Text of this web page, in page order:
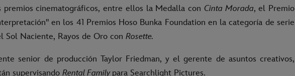
premios cinematográficos, entre ellos la Medalla con Cinta Morada, el Premio
en los 41 Premios Hoso Bunka Foundation en la categoría de serie
Sol Naciente, Rayos de Oro con Rosette.
senior de producción Taylor Friedman, y el gerente de asuntos creativos,
supervisando Rental Family para Searchlight Pictures.